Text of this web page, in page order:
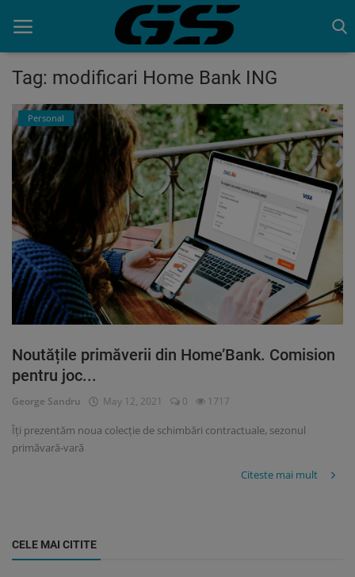
Acasa
Contact
Tag: modificari Home Bank ING
Personal
Noutățile primăverii din Home’Bank. Comision
pentru joc...
George Sandru May 12, 2021 0 1717
Îți prezentăm noua colecție de schimbări contractuale, sezonul
primăvară-vară
Citeste mai mult
CELE MAI CITITE